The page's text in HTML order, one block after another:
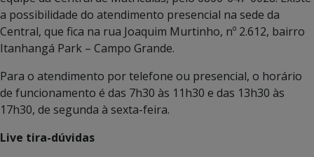
a possibilidade do atendimento presencial na sede da
Central, que fica na rua Joaquim Murtinho, nº 2.612, bairro
Itanhangá Park – Campo Grande.
Para o atendimento por telefone ou presencial, o horário
de funcionamento é das 7h30 às 11h30 e das 13h30 às
17h30, de segunda à sexta-feira.
Live tira-dúvidas